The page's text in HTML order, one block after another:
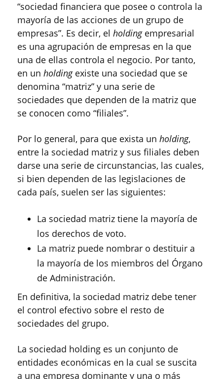
“sociedad financiera que posee o controla la
mayoría de las acciones de un grupo de
empresas”. Es decir, el holding empresarial
es una agrupación de empresas en la que
una de ellas controla el negocio. Por tanto,
en un holdingexiste una sociedad que se
denomina “matriz” y una serie de
sociedades que dependen de la matriz que
se conocen como “filiales”.
Por lo general, para que exista un holding,
entre la sociedad matriz y sus filiales deben
darse una serie de circunstancias, las cuales,
si bien dependen de las legislaciones de
cada país, suelen ser las siguientes:
La sociedad matriz tiene la mayoría de
los derechos de voto.
La matriz puede nombrar o destituir a
la mayoría de los miembros del Órgano
de Administración.
En definitiva, la sociedad matriz debe tener
el control efectivo sobre el resto de
sociedades del grupo.
La sociedad holding es un conjunto de
entidades económicas en la cual se suscita
a una empresa dominante y una o más